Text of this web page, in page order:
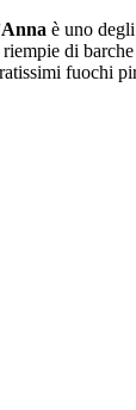
è uno
di
fuochi